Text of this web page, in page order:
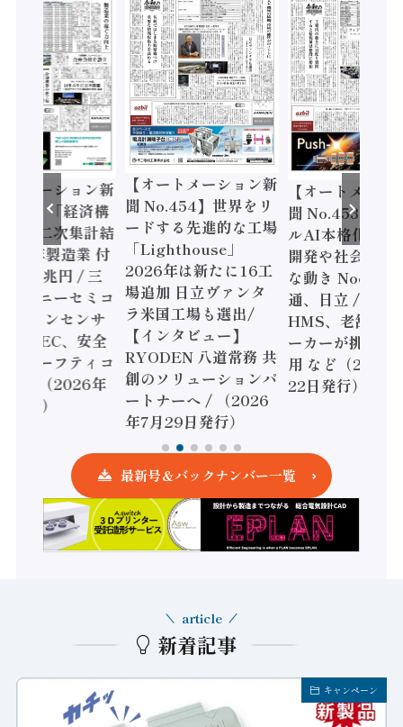
トメーション新
】「経済構
調査二次集計結
年製造業 付
額86兆円 / 三
とソニーセミコ
ジョンセンサ
/ IDEC、安全
すセーフティコ
ーラ（2026年
発行）
【オートメーション新
聞 No.454】世界をリ
ードする先進的な工場
「Lighthouse」
2026年は新たに16工
場追加 日立ヴァンタ
ラ米国工場も選出/
【インタビュー】
RYODEN 八道常務 共
創のソリューションパ
ートナーへ / （2026
年7月29日発行）
【オートメーシ
聞 No.453】フ
ルAI本格化へ
開発や社会実装
な動き Noetra
通、日立 / 兵神
HMS、老舗ポ
ーカーが挑むデ
用 など（2026
22日発行）
最新号＆バックナンバー一覧
新着記事
article
キャンペーン